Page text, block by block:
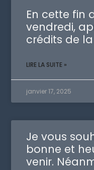
En cette fin
vendredi,
crédits de
LIRE LA SUITE »
janvier 17, 2025
Je vous
bonne et
venir.